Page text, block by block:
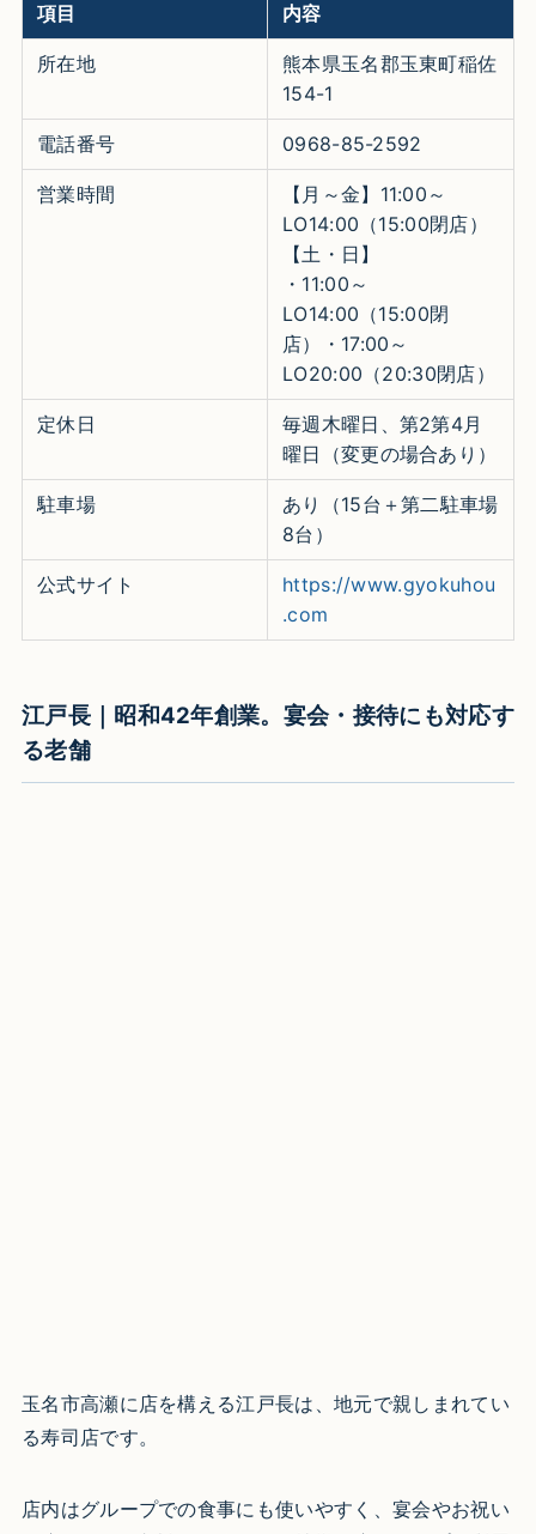
項目 内容
所在地
熊本県玉名郡玉東町稲佐
154-1
電話番号 0968-85-2592
営業時間
【月～金】11:00～
LO14:00（15:00閉店）
【土・日】
・11:00～
LO14:00（15:00閉
店）・17:00～
LO20:00（20:30閉店）
定休日
毎週木曜日、第2第4月
曜日（変更の場合あり）
駐車場
あり（15台＋第二駐車場
8台）
公式サイト
https://www.gyokuhou
.com
江戸長｜昭和42年創業。宴会・接待にも対応す
る老舗
玉名市高瀬に店を構える江戸長は、地元で親しまれてい
る寿司店です。
店内はグループでの食事にも使いやすく、宴会やお祝い